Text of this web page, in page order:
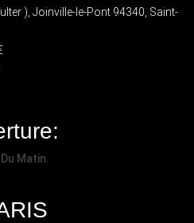
), Joinville-le-Pont 94340, Saint-
Matin.